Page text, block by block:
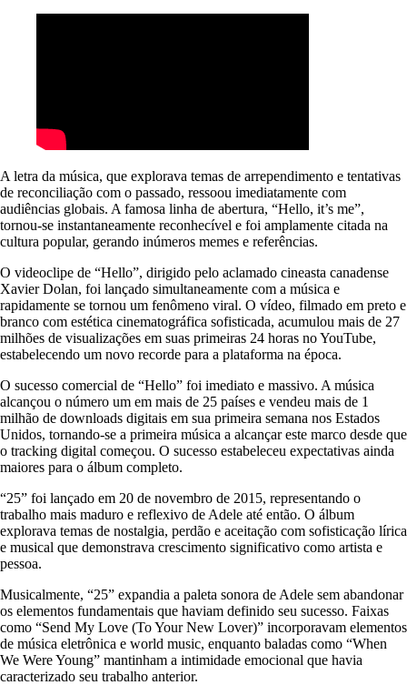
A letra da música, que explorava temas de arrependimento e tentativas
de reconciliação com o passado, ressoou imediatamente com
audiências globais. A famosa linha de abertura, “Hello, it’s me”,
tornou-se instantaneamente reconhecível e foi amplamente citada na
cultura popular, gerando inúmeros memes e referências.
O videoclipe de “Hello”, dirigido pelo aclamado cineasta canadense
Xavier Dolan, foi lançado simultaneamente com a música e
rapidamente se tornou um fenômeno viral. O vídeo, filmado em preto e
branco com estética cinematográfica sofisticada, acumulou mais de 27
milhões de visualizações em suas primeiras 24 horas no YouTube,
estabelecendo um novo recorde para a plataforma na época.
O sucesso comercial de “Hello” foi imediato e massivo. A música
alcançou o número um em mais de 25 países e vendeu mais de 1
milhão de downloads digitais em sua primeira semana nos Estados
Unidos, tornando-se a primeira música a alcançar este marco desde que
o tracking digital começou. O sucesso estabeleceu expectativas ainda
maiores para o álbum completo.
“25” foi lançado em 20 de novembro de 2015, representando o
trabalho mais maduro e reflexivo de Adele até então. O álbum
explorava temas de nostalgia, perdão e aceitação com sofisticação lírica
e musical que demonstrava crescimento significativo como artista e
pessoa.
Musicalmente, “25” expandia a paleta sonora de Adele sem abandonar
os elementos fundamentais que haviam definido seu sucesso. Faixas
como “Send My Love (To Your New Lover)” incorporavam elementos
de música eletrônica e world music, enquanto baladas como “When
We Were Young” mantinham a intimidade emocional que havia
caracterizado seu trabalho anterior.